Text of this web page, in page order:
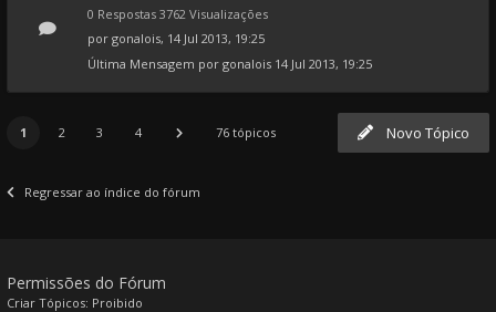
0 Respostas 3762 Visualizações
por gonalois, 14 Jul 2013, 19:25
Última Mensagem por gonalois 14 Jul 2013, 19:25
Novo Tópico
1 2 3 4 76 tópicos
Regressar ao índice do fórum
Permissões do Fórum
Criar Tópicos: Proibido